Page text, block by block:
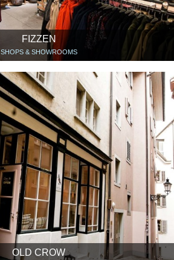
FIZZEN
SHOPS & SHOWROOMS
OLD CROW